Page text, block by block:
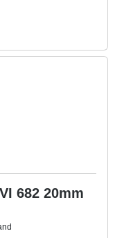
682 20mm